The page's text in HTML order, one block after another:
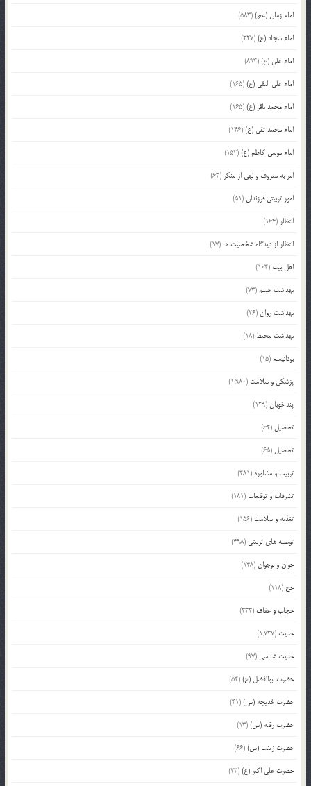
امام زمان (عج)(583)
امام سجاد (ع)(227)
امام علی (ع)(894)
امام علی النقی (ع)(165)
امام محمد باقر (ع)(165)
امام محمد تقی (ع)(146)
امام موسی کاظم (ع)(152)
امر به معروف و نهی از منکر (63)
امور تربیتی فرزندان(51)
انتظار (164)
انتظار از دیدگاه شخصیت ها (17)
اهل بیت (104)
بهداشت جسم(73)
بهداشت روان(26)
بهداشت محیط (18)
بودائیسم(15)
پزشکی و سلامت (1,980)
پند خوبان(129)
تحصیل (62)
تحصیل (65)
تربیت و مشاوره (481)
تشرفات و توقیعات (181)
تغذیه و سلامت (156)
توصیه های تربیتی (498)
جوان و نوجوان(148)
حج (118)
حجاب و عفاف (333)
حدیث (1,737)
حدیث شناسی (97)
حضرت ابوالفضل (ع)(54)
حضرت خدیجه (س)(41)
حضرت رقیه (س)(13)
حضرت زینب (س)(66)
حضرت علی اکبر (ع)(23)